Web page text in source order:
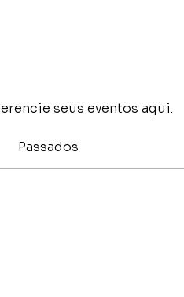
seus eventos aqui.
Passados